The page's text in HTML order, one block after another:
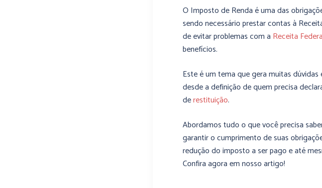
O Imposto de Renda é uma das
sendo necessário prestar contas à
de evitar problemas com a Receita
benefícios.
Este é um tema que gera muitas
desde a definição de quem precisa
derestituição.
Abordamos tudo o que você precisa
garantir o cumprimento de suas
redução do imposto a ser pago e até
Confira agora em nosso artigo!